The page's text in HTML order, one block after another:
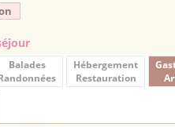
Balades
Hébergement
Restauration